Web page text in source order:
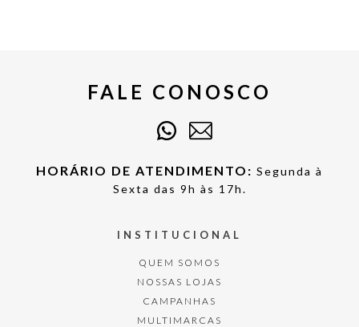
FALE CONOSCO
HORÁRIO DE ATENDIMENTO: Segunda à
Sexta das 9h às 17h.
INSTITUCIONAL
QUEM SOMOS
NOSSAS LOJAS
CAMPANHAS
MULTIMARCAS